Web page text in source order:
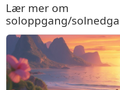
Lær mer om
soloppgang/